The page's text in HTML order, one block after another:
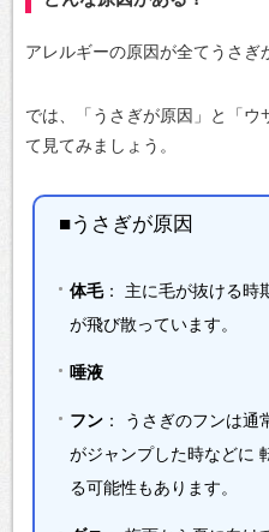
アレルギーの原因が全てうさぎ
では、「うさぎが原因」と「ウ
て見てみましょう。
■うさぎが原因
体毛：
主に毛が抜ける時
が飛び散っています。
唾液
フン：
うさぎのフンは通
がジャンプした時などに
る可能性もあります。